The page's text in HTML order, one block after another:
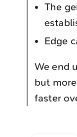
The
Edge
We end
but
faster